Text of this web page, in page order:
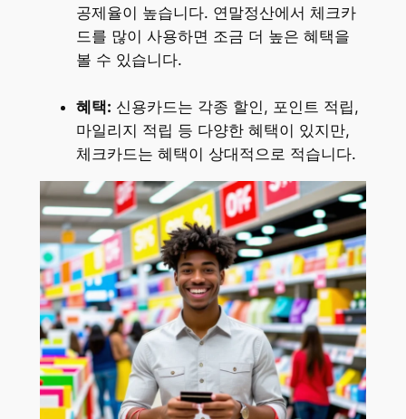
공제율이 높습니다. 연말정산에서 체크카
드를 많이 사용하면 조금 더 높은 혜택을
볼 수 있습니다.
혜택: 신용카드는 각종 할인, 포인트 적립,
마일리지 적립 등 다양한 혜택이 있지만,
체크카드는 혜택이 상대적으로 적습니다.